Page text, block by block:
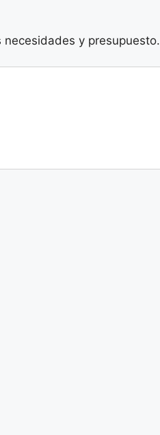
y presupuesto.